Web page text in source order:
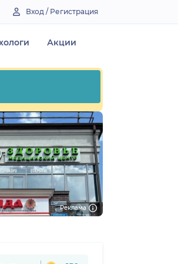
Вход / Регистрация
Акции
Реклама